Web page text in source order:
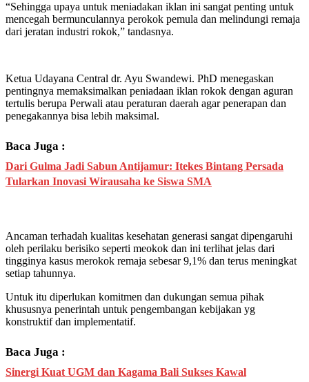
“Sehingga upaya untuk meniadakan iklan ini sangat penting untuk
mencegah bermunculannya perokok pemula dan melindungi remaja
dari jeratan industri rokok,” tandasnya.
Ketua Udayana Central dr. Ayu Swandewi. PhD menegaskan
pentingnya memaksimalkan peniadaan iklan rokok dengan aguran
tertulis berupa Perwali atau peraturan daerah agar penerapan dan
penegakannya bisa lebih maksimal.
Baca Juga :
Dari Gulma Jadi Sabun Antijamur: Itekes Bintang Persada
Tularkan Inovasi Wirausaha ke Siswa SMA
Ancaman terhadah kualitas kesehatan generasi sangat dipengaruhi
oleh perilaku berisiko seperti meokok dan ini terlihat jelas dari
tingginya kasus merokok remaja sebesar 9,1% dan terus meningkat
setiap tahunnya.
Untuk itu diperlukan komitmen dan dukungan semua pihak
khususnya penerintah untuk pengembangan kebijakan yg
konstruktif dan implementatif.
Baca Juga :
Sinergi Kuat UGM dan Kagama Bali Sukses Kawal